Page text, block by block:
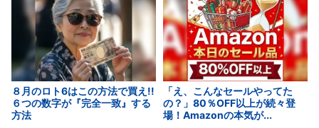
８月のロト6はこの方法で買え!!
６つの数字が『完全一致』する
方法
「え、こんなセールやってた
の？」80％OFF以上が続々登
場！Amazonの本気が...